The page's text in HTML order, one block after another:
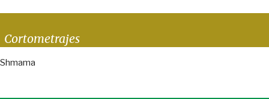
Cortometrajes
Shmama